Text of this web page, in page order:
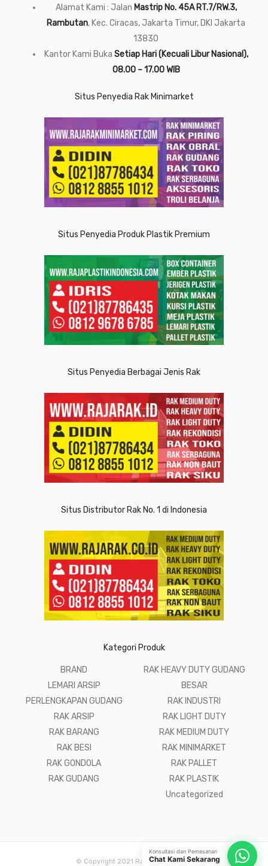
Alamat Kami : Jalan Mastrip No. 45A RT.7/RW.3,
Rambutan, Kec. Ciracas, Jakarta Timur, DKI Jakarta
13830
Kantor Kami Buka Setiap Hari (Kecuali Libur Nasional),
08.00 – 17.00 WIB
Situs Penyedia Rak Minimarket
Situs Penyedia Produk Plastik Premium
Situs Penyedia Berbagai Jenis Rak
Situs Distributor Rak No. 1 di Indonesia
Kategori Produk
BRAND
LEMARI ARSIP
PERLENGKAPAN GUDANG
RAK ARSIP
RAK BARANG
RAK BESI
RAK GONDOLA
RAK GUDANG
RAK HEAVY DUTY GUDANG
BESAR
RAK INDUSTRI
RAK LIGHT DUTY
RAK MEDIUM DUTY
RAK MINIMARKET
RAK PALLET
RAK PLASTIK
Uncategorized
© Copyright 2021 Raja Rak Gudang
Konsultasi dan Pemesanan
Chat Kami Sekarang